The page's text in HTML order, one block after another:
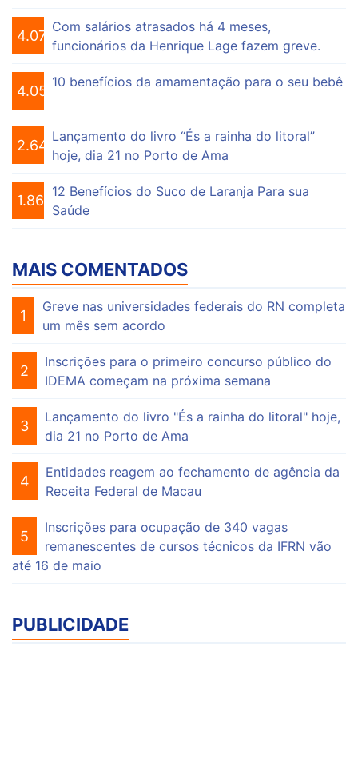
4.074
Com salários atrasados há 4 meses,
funcionários da Henrique Lage fazem greve.
4.055
10 benefícios da amamentação para o seu bebê
2.648
Lançamento do livro “És a rainha do litoral”
hoje, dia 21 no Porto de Ama
1.863
12 Benefícios do Suco de Laranja Para sua
Saúde
MAIS COMENTADOS
1
Greve nas universidades federais do RN completa
um mês sem acordo
2
Inscrições para o primeiro concurso público do
IDEMA começam na próxima semana
3
Lançamento do livro "És a rainha do litoral" hoje,
dia 21 no Porto de Ama
4
Entidades reagem ao fechamento de agência da
Receita Federal de Macau
5
Inscrições para ocupação de 340 vagas
remanescentes de cursos técnicos da IFRN vão
até 16 de maio
PUBLICIDADE